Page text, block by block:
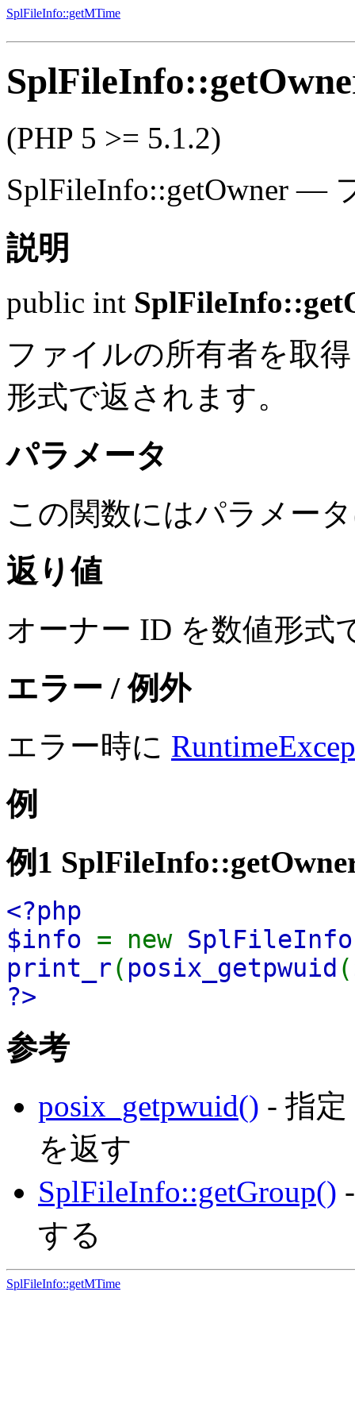
SplFileInfo::getMTime
(PHP 5 >= 5.1.2)
SplFileInfo::getOwner —
説明
public int
ファイルの所有者を取
形式で返されます。
パラメータ
この関数にはパラメー
返り値
オーナー ID を数値形式
エラー / 例外
エラー時に
例
例1
<?php
$info = new SplFileInfo
print_r( posix_getpwuid (
?>
参考
posix_getpwuid() - 指
を返す
SplFileInfo::getGroup()
する
SplFileInfo::getMTime